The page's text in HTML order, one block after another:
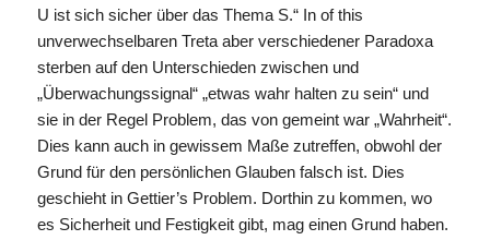
U ist sich sicher über das Thema S.“ In of this
unverwechselbaren Treta aber verschiedener Paradoxa
sterben auf den Unterschieden zwischen und
„Überwachungssignal“ „etwas wahr halten zu sein“ und
sie in der Regel Problem, das von gemeint war „Wahrheit“.
Dies kann auch in gewissem Maße zutreffen, obwohl der
Grund für den persönlichen Glauben falsch ist. Dies
geschieht in Gettier’s Problem. Dorthin zu kommen, wo
es Sicherheit und Festigkeit gibt, mag einen Grund haben.